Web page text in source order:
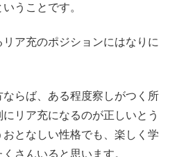
うことです。
ア充のポジションにはなりに
らば、ある程度察しがつく所
リア充になるのが正しいとう
となしい性格でも、楽しく学
さんいると思います。